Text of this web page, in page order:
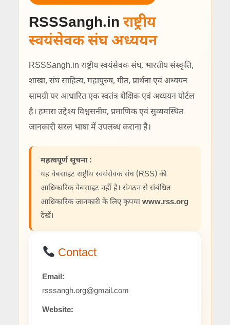
RSSSangh.in राष्ट्रीय
स्वयंसेवक संघ अध्ययन
RSSSangh.in राष्ट्रीय स्वयंसेवक संघ, भारतीय संस्कृति,
शाखा, संघ साहित्य, महापुरुष, गीत, प्रार्थना एवं अध्ययन
सामग्री पर आधारित एक स्वतंत्र शैक्षिक एवं अध्ययन पोर्टल
है। हमारा उद्देश्य विश्वसनीय, प्रमाणिक एवं सुव्यवस्थित
जानकारी सरल भाषा में उपलब्ध कराना है।
महत्वपूर्ण सूचना :
यह वेबसाइट राष्ट्रीय स्वयंसेवक संघ (RSS) की
आधिकारिक वेबसाइट नहीं है। संगठन से संबंधित
आधिकारिक जानकारी के लिए कृपया www.rss.org
देखें।
Contact
Email:
rsssangh.org@gmail.com
Website: